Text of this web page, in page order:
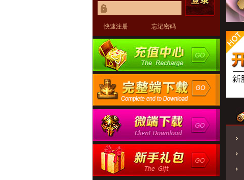
快速注册 忘记密码